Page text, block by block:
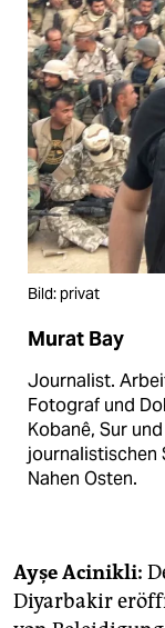
Bild: privat
Murat Bay
Journalist.
Fotograf und
Kobanê, Sur
journalistischen
Nahen Osten.
Ayşe Acinikli:
Diyarbakir